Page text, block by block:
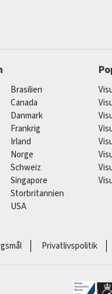
Brasilien
Canada
Danmark
Frankrig
Irland
Norge
Schweiz
Singapore
Storbritannien
USA
Privatlivspolitik